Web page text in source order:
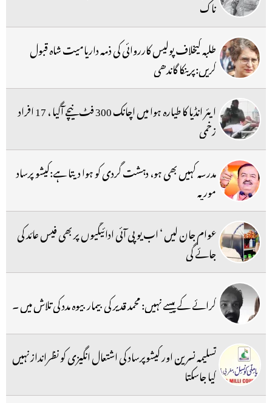
ناک
طلبہ کیخلاف پولیس کارروائی کی ذمہ داریامیت شاہ قبول
کریں:پرینکا گاندھی
ایئر انڈیا کا طیارہ ہوا میں اچانک 300 فٹ نیچے آگیا ، 17 افراد
زخمی
مدرسہ کہیں بھی ہو، دہشت گردی کو ہوا دیتا ہے:کیشو پرساد
موریہ
عوام جان لیں ‘ اب یو پی آئی ادائیگیوں پر بھی فیس عائد کی
جائے گی
کرائے کے پیسے نہیں: محمد قدیر کی بیمار بیوہ مدد کی تلاش میں ۔
تسلیمہ نسرین اور کیشوپرساد کی اشتعال انگیزی کو نظرانداز نہیں
کیا جاسکتا